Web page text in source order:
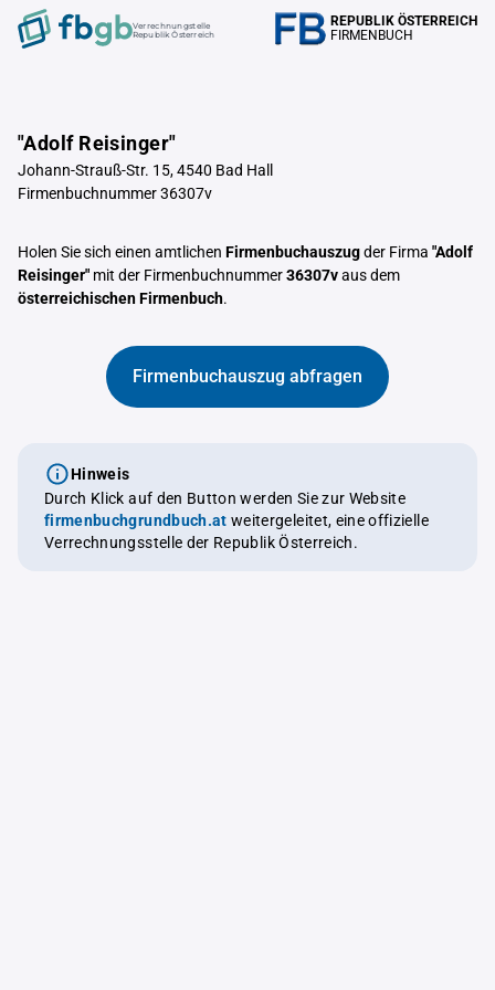
Verrechnungstelle
Republik Österreich
REPUBLIK ÖSTERREICH
FIRMENBUCH
"Adolf Reisinger"
Johann-Strauß-Str. 15, 4540 Bad Hall
Firmenbuchnummer 36307v
Holen Sie sich einen amtlichen Firmenbuchauszugder Firma "Adolf
Reisinger" mit der Firmenbuchnummer36307vaus dem
österreichischen Firmenbuch.
Firmenbuchauszug abfragen
Hinweis
Durch Klick auf den Button werden Sie zur Website
firmenbuchgrundbuch.at weitergeleitet, eine offizielle
Verrechnungsstelle der Republik Österreich.